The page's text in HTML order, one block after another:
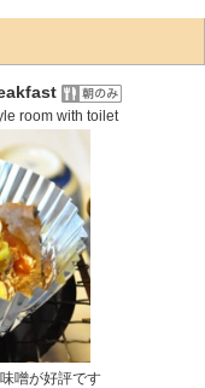
room with toilet
噌が好評です